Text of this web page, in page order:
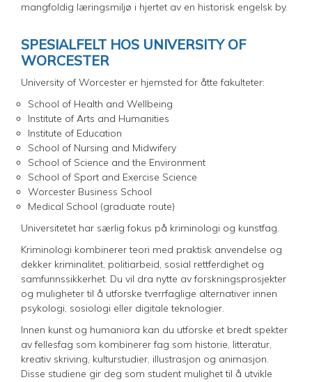
mangfoldig læringsmiljø i hjertet av en historisk engelsk by.
SPESIALFELT HOS UNIVERSITY OF
WORCESTER
University of Worcester er hjemsted for åtte fakulteter:
School of Health and Wellbeing
Institute of Arts and Humanities
Institute of Education
School of Nursing and Midwifery
School of Science and the Environment
School of Sport and Exercise Science
Worcester Business School
Medical School (graduate route)
Universitetet har særlig fokus på kriminologi og kunstfag.
Kriminologi kombinerer teori med praktisk anvendelse og
dekker kriminalitet, politiarbeid, sosial rettferdighet og
samfunnssikkerhet. Du vil dra nytte av forskningsprosjekter
og muligheter til å utforske tverrfaglige alternativer innen
psykologi, sosiologi eller digitale teknologier.
Innen kunst og humaniora kan du utforske et bredt spekter
av fellesfag som kombinerer fag som historie, litteratur,
kreativ skriving, kulturstudier, illustrasjon og animasjon.
Disse studiene gir deg som student mulighet til å utvikle